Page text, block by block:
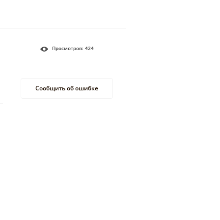
Просмотров: 424
Сообщить об ошибке